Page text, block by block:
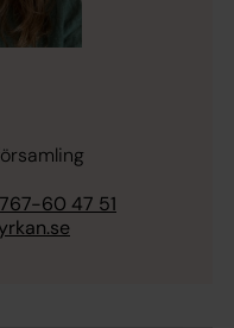
60 47 51